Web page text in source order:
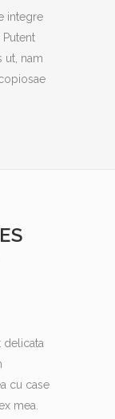
integre
ut, nam
delicata
cu case
mea.